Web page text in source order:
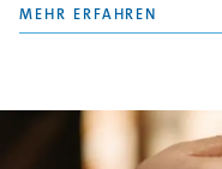
MEHR ERFAHREN